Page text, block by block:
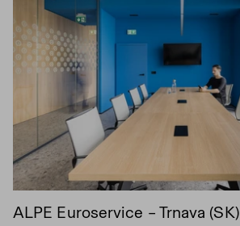
ALPE Euroservice – Trnava (SK)